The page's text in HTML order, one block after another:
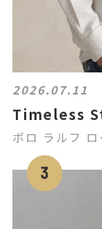
2026.07.11
Timeless
ポロ ラルフ ロ